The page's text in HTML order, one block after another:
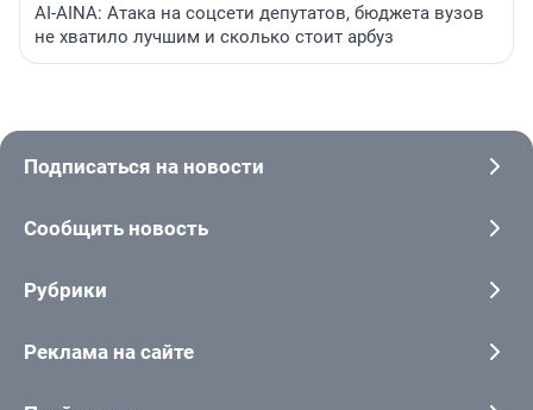
AI-AINA: Атака на соцсети депутатов, бюджета вузов
не хватило лучшим и сколько стоит арбуз
Подписаться на новости
Сообщить новость
Рубрики
Реклама на сайте